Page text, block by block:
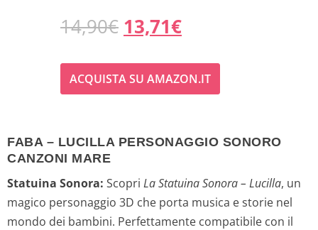
14,90€ I
l
p
e
z
z
13,71€I
l
p
e
z
z
ACQUISTA SU AMAZON.IT
FABA – LUCILLA PERSONAGGIO SONORO
CANZONI MARE
Statuina Sonora: Scopri La Statuina Sonora – Lucilla, un
magico personaggio 3D che porta musica e storie nel
mondo dei bambini. Perfettamente compatibile con il